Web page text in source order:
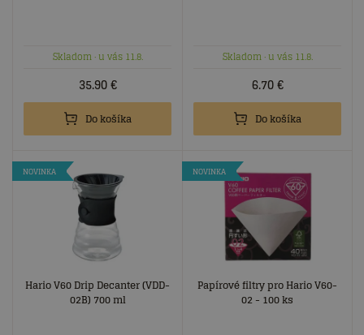
Skladom· u vás 11.8.
35.90€
Do košíka
Skladom· u vás 11.8.
6.70€
Do košíka
NOVINKA
Hario V60 Drip Decanter (VDD-
02B) 700 ml
NOVINKA
Papírové filtry pro Hario V60-
02 - 100 ks